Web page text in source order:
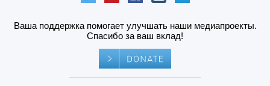
Ваша поддержка помогает улучшать наши медиапроекты.
Спасибо за ваш вклад!